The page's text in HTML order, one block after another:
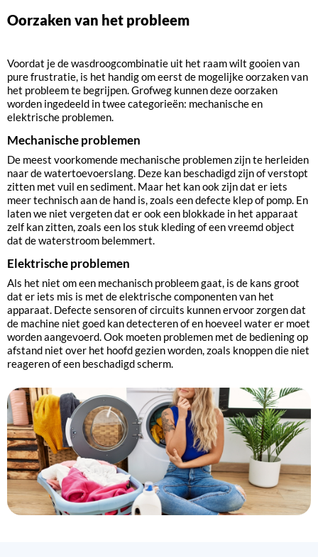
Oorzaken van het probleem
Voordat je de wasdroogcombinatie uit het raam wilt gooien van
pure frustratie, is het handig om eerst de mogelijke oorzaken van
het probleem te begrijpen. Grofweg kunnen deze oorzaken
worden ingedeeld in twee categorieën: mechanische en
elektrische problemen.
Mechanische problemen
De meest voorkomende mechanische problemen zijn te herleiden
naar de watertoevoerslang. Deze kan beschadigd zijn of verstopt
zitten met vuil en sediment. Maar het kan ook zijn dat er iets
meer technisch aan de hand is, zoals een defecte klep of pomp. En
laten we niet vergeten dat er ook een blokkade in het apparaat
zelf kan zitten, zoals een los stuk kleding of een vreemd object
dat de waterstroom belemmert.
Elektrische problemen
Als het niet om een mechanisch probleem gaat, is de kans groot
dat er iets mis is met de elektrische componenten van het
apparaat. Defecte sensoren of circuits kunnen ervoor zorgen dat
de machine niet goed kan detecteren of en hoeveel water er moet
worden aangevoerd. Ook moeten problemen met de bediening op
afstand niet over het hoofd gezien worden, zoals knoppen die niet
reageren of een beschadigd scherm.